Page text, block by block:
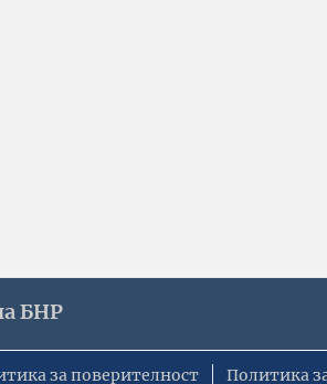
БНР
за поверителност Политика